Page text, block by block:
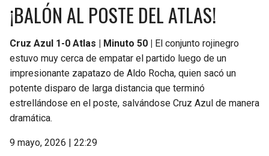
¡BALÓN AL POSTE DEL ATLAS!
Cruz Azul 1-0 Atlas | Minuto 50 | El conjunto rojinegro
estuvo muy cerca de empatar el partido luego de un
impresionante zapatazo de Aldo Rocha, quien sacó un
potente disparo de larga distancia que terminó
estrellándose en el poste, salvándose Cruz Azul de manera
dramática.
9 mayo, 2026 | 22:29